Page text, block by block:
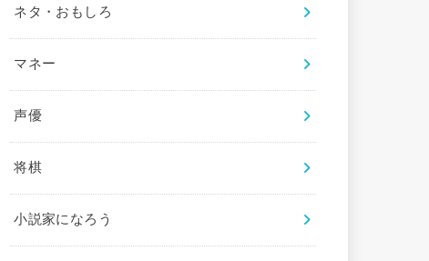
ネタ・おもしろ
マネー
声優
将棋
小説家になろう